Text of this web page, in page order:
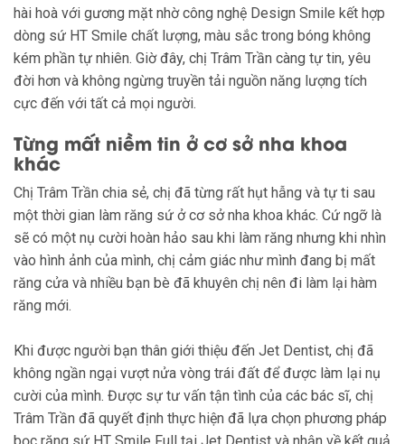
hài hoà với gương mặt nhờ công nghệ Design Smile kết hợp
dòng sứ HT Smile chất lượng, màu sắc trong bóng không
kém phần tự nhiên. Giờ đây, chị Trâm Trần càng tự tin, yêu
đời hơn và không ngừng truyền tải nguồn năng lượng tích
cực đến với tất cả mọi người.
Từng mất niềm tin ở cơ sở nha khoa
khác
Chị Trâm Trần chia sẻ, chị đã từng rất hụt hẫng và tự ti sau
một thời gian làm răng sứ ở cơ sở nha khoa khác. Cứ ngỡ là
sẽ có một nụ cười hoàn hảo sau khi làm răng nhưng khi nhìn
vào hình ảnh của mình, chị cảm giác như mình đang bị mất
răng cửa và nhiều bạn bè đã khuyên chị nên đi làm lại hàm
răng mới.
Khi được người bạn thân giới thiệu đến Jet Dentist, chị đã
không ngần ngại vượt nửa vòng trái đất để được làm lại nụ
cười của mình. Được sự tư vấn tận tình của các bác sĩ, chị
Trâm Trần đã quyết định thực hiện đã lựa chọn phương pháp
bọc răng sứ HT Smile Full tại Jet Dentist và nhận về kết quả